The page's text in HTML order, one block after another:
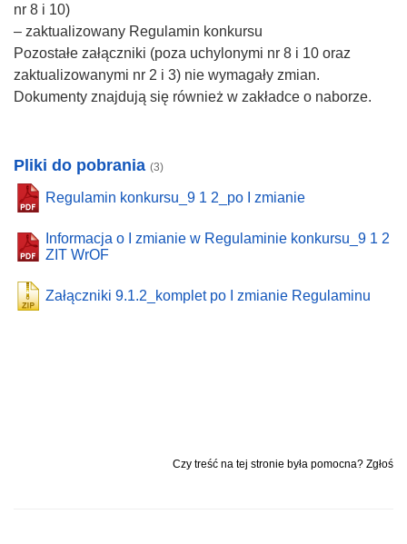
nr 8 i 10)
– zaktualizowany Regulamin konkursu
Pozostałe załączniki (poza uchylonymi nr 8 i 10 oraz
zaktualizowanymi nr 2 i 3) nie wymagały zmian.
Dokumenty znajdują się również w zakładce o naborze.
Pliki do pobrania (3)
Regulamin konkursu_9 1 2_po I zmianie
Informacja o I zmianie w Regulaminie konkursu_9 1 2
ZIT WrOF
Załączniki 9.1.2_komplet po I zmianie Regulaminu
Czy treść na tej stronie była pomocna? Zgłoś